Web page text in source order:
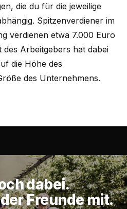
die du für die jeweilige
Spitzenverdiener im
verdienen etwa 7.000 Euro
Arbeitgebers hat dabei
die Höhe des
des Unternehmens.
dabei.
Freunde mit.